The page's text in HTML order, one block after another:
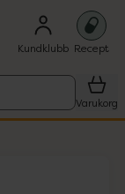
Kundklubb Recept
Varukorg